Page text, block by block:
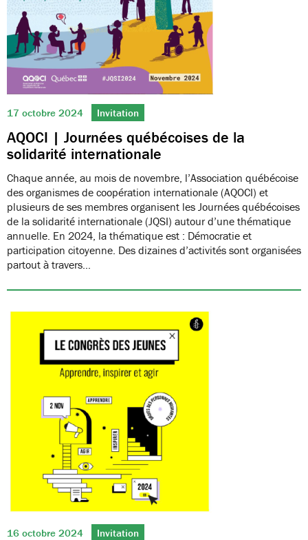
17 octobre 2024 Invitation
AQOCI | Journées québécoises de la
solidarité internationale
Chaque année, au mois de novembre, l’Association québécoise
des organismes de coopération internationale (AQOCI) et
plusieurs de ses membres organisent les Journées québécoises
de la solidarité internationale (JQSI) autour d’une thématique
annuelle. En 2024, la thématique est : Démocratie et
participation citoyenne. Des dizaines d’activités sont organisées
partout à travers…
16 octobre 2024 Invitation